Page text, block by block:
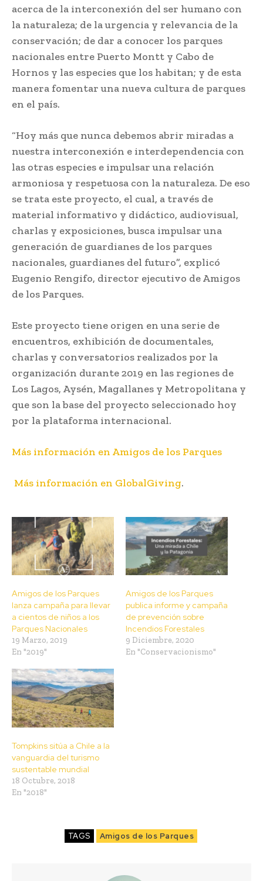
acerca de la interconexión del ser humano con
la naturaleza; de la urgencia y relevancia de la
conservación; de dar a conocer los parques
nacionales entre Puerto Montt y Cabo de
Hornos y las especies que los habitan; y de esta
manera fomentar una nueva cultura de parques
en el país.
“Hoy más que nunca debemos abrir miradas a
nuestra interconexión e interdependencia con
las otras especies e impulsar una relación
armoniosa y respetuosa con la naturaleza. De eso
se trata este proyecto, el cual, a través de
material informativo y didáctico, audiovisual,
charlas y exposiciones, busca impulsar una
generación de guardianes de los parques
nacionales, guardianes del futuro”, explicó
Eugenio Rengifo, director ejecutivo de Amigos
de los Parques.
Este proyecto tiene origen en una serie de
encuentros, exhibición de documentales,
charlas y conversatorios realizados por la
organización durante 2019 en las regiones de
Los Lagos, Aysén, Magallanes y Metropolitana y
que son la base del proyecto seleccionado hoy
por la plataforma internacional.
Más información en Amigos de los Parques
Más información en GlobalGiving.
Amigos de los Parques
lanza campaña para llevar
a cientos de niños a los
Parques Nacionales
19 Marzo, 2019
En "2019"
Amigos de los Parques
publica informe y campaña
de prevención sobre
Incendios Forestales
9 Diciembre, 2020
En "Conservacionismo"
Tompkins sitúa a Chile a la
vanguardia del turismo
sustentable mundial
18 Octubre, 2018
En "2018"
TAGS Amigos de los Parques